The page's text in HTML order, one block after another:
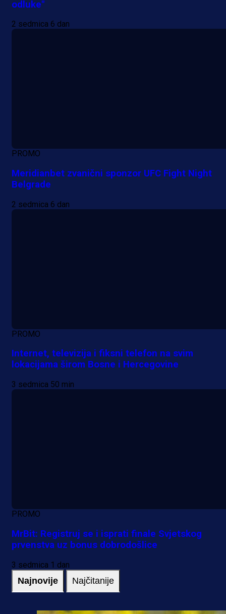
odluke"
2 sedmica 6 dan
PROMO
Meridianbet zvanični sponzor UFC Fight Night
Belgrade
2 sedmica 6 dan
PROMO
Internet, televizija i fiksni telefon na svim
lokacijama širom Bosne i Hercegovine
3 sedmica 50 min
PROMO
MrBit: Registruj se i isprati finale Svjetskog
prvenstva uz bonus dobrodošlice
3 sedmica 1 dan
Najnovije Najčitanije